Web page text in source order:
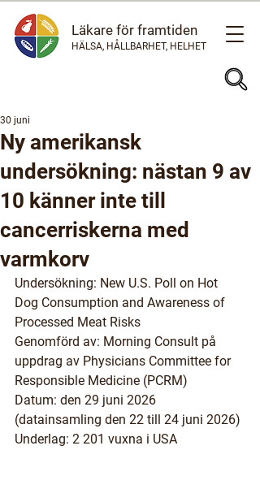
Läkare för framtiden
HÄLSA, HÅLLBARHET, HELHET
Ny amerikansk
undersökning: nästan 9 av
10 känner inte till
cancerriskerna med
varmkorv
30 juni
Undersökning: New U.S. Poll on Hot
Dog Consumption and Awareness of
Processed Meat Risks
Genomförd av: Morning Consult på
uppdrag av Physicians Committee for
Responsible Medicine (PCRM)
Datum: den 29 juni 2026
(datainsamling den 22 till 24 juni 2026)
Underlag: 2 201 vuxna i USA